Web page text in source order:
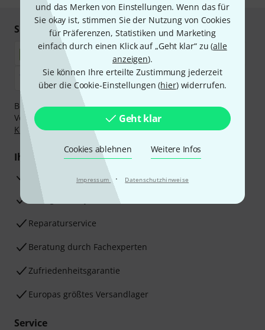
und das Merken von Einstellungen. Wenn das für
Sie okay ist, stimmen Sie der Nutzung von Cookies
für Präferenzen, Statistiken und Marketing
einfach durch einen Klick auf „Geht klar“ zu (alle
anzeigen).
Sie können Ihre erteilte Zustimmung jederzeit
über die Cookie-Einstellungen (hier) widerrufen.
Geht klar
Cookies ablehnen Weitere Infos
Impressum · Datenschutzhinweise
Sicher einkaufen & bezahlen
Bezahlen Sie vertraulich und sicher per Nachnahme,
Vorkasse, PayPal, Amazon Pay,Klarna Sofort bezahlen
,
Klarna Ratenzahlungoder Kreditkarte.
Ihre Vorteile
3 Jahre Thomann Garantie
30 Tage Money-Back-Garantie
Reparaturservice
Beratung durch Fachexperten
Zufriedenheitsgarantie
Europas größtes Versandlager
Service